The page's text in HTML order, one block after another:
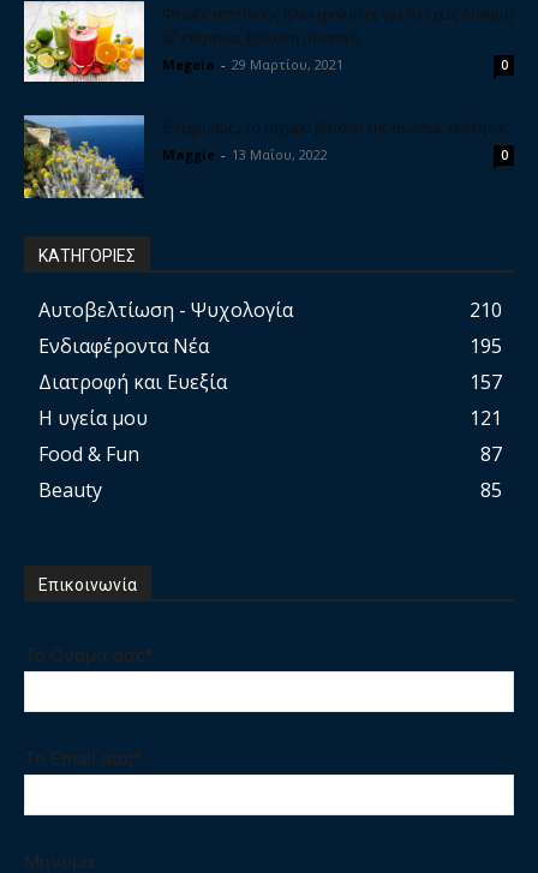
Φτιάξε σπιτικούς ηλεκτρολύτες για να έχεις δύναμη
& ενέργεια. Εύκολη συνταγή
Megeia - 29 Μαρτίου, 2021 0
Ελίχρυσος, το ισχυρό βότανο της αιώνιας νεότητας
Maggie - 13 Μαΐου, 2022 0
ΚΑΤΗΓΟΡΙΕΣ
Αυτοβελτίωση - Ψυχολογία
210
Ενδιαφέροντα Νέα
195
Διατροφή και Ευεξία
157
Η υγεία μου
121
Food & Fun
87
Beauty
85
Επικοινωνία
Το Ονομα σας*
Το Email σας*
Μηνυμα